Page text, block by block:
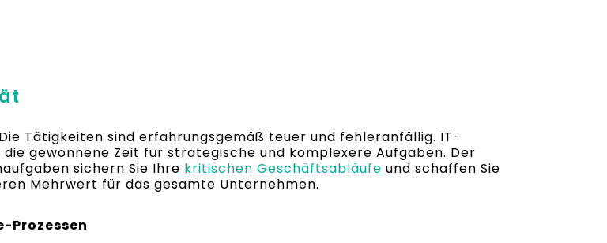
Tätigkeiten sind erfahrungsgemäß teuer und fehleranfällig. IT-
gewonnene Zeit für strategische und komplexere Aufgaben. Der
sichern Sie Ihre kritischen Geschäftsabläufe und schaffen Sie
Mehrwert für das gesamte Unternehmen.
Prozessen